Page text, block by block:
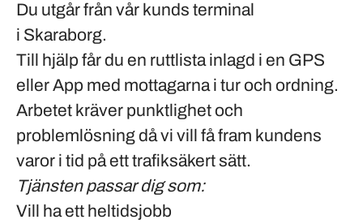
Du utgår från vår kunds terminal
i Skaraborg.
Till hjälp får du en ruttlista inlagd i en GPS
eller App med mottagarna i tur och ordning.
Arbetet kräver punktlighet och
problemlösning då vi vill få fram kundens
varor i tid på ett trafiksäkert sätt.
Tjänsten passar dig som:
Vill ha ett heltidsjobb